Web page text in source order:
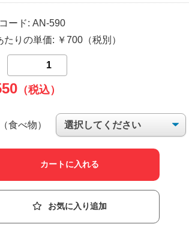
ード: AN-590
たりの単価: ￥700（税別）
（税込）
食べ物）
カートに入れる
お気に入り追加